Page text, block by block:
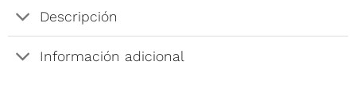
Descripción
Información adicional